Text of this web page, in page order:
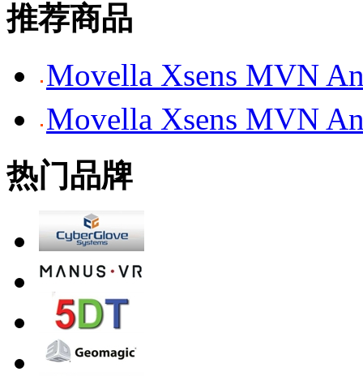
推荐商品
Movella Xsens MVN
Movella Xsens MVN
热门品牌